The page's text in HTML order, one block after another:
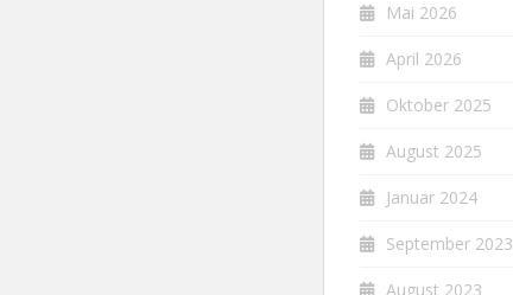
Mai 2026
April 2026
Oktober 2025
August 2025
Januar 2024
September 2023
August 2023